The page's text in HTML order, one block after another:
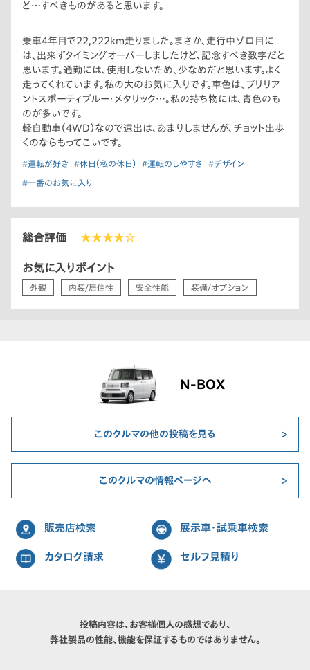
ど…すべきものがあると思います。
乗車4年目で22,222km走りました。まさか、走行中ゾロ目に
は、出来ずタイミングオーバーしましたけど、記念すべき数字だと
思います。通勤には、使用しないため、少なめだと思います。よく
走ってくれています。私の大のお気に入りです。車色は、ブリリア
ントスポーティブルー・メタリック…。私の持ち物には、青色のも
のが多いです。
軽自動車（4WD）なので遠出は、あまりしませんが、チョット出歩
くのならもってこいです。
#運転が好き #休日（私の休日） #運転のしやすさ #デザイン
#一番のお気に入り
総合評価 ★★★★☆
お気に入りポイント
外観 内装/居住性 安全性能 装備/オプション
N-BOX
このクルマの他の投稿を見る
このクルマの情報ページへ
販売店検索 展示車・試乗車検索
カタログ請求 セルフ見積り
投稿内容は、お客様個人の感想であり、
弊社製品の性能、機能を保証するものではありません。